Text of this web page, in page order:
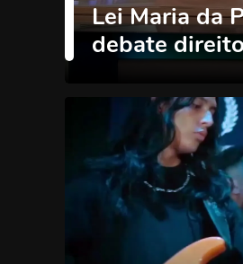
Lei Maria da
debate